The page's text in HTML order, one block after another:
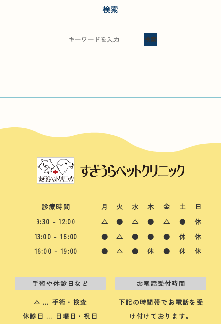
検索
検索
診療時間 月 火 水 木 金 土
日
9:30 - 12:00
△ ● △ ● △ ●
休
13:00 - 16:00
● △ ● ● ● 休
休
16:00 - 19:00
● △ ● 休 ● 休 休
手術や休診日など
△ … 手術・検査
休診日 … 日曜日・祝日
お電話受付時間
下記の時間帯でお電話を受
け付けております。